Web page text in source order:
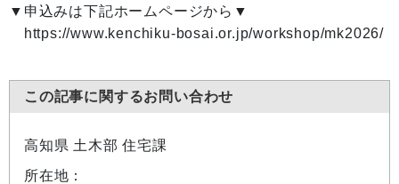
▼申込みは下記ホームページから▼
https://www.kenchiku-bosai.or.jp/workshop/mk2026/
この記事に関するお問い合わせ
高知県 土木部 住宅課
所在地：